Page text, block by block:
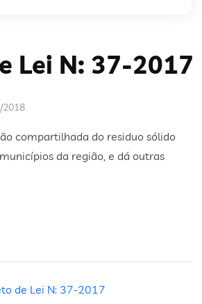
Lei N: 37-2017
2018
compartilhada do residuo sólido
da região, e dá outras
de Lei N: 37-2017